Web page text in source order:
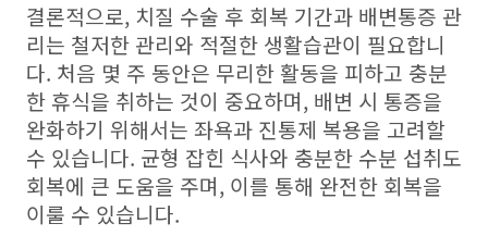
결론적으로, 치질 수술 후 회복 기간과 배변통증 관
리는 철저한 관리와 적절한 생활습관이 필요합니
다. 처음 몇 주 동안은 무리한 활동을 피하고 충분
한 휴식을 취하는 것이 중요하며, 배변 시 통증을
완화하기 위해서는 좌욕과 진통제 복용을 고려할
수 있습니다. 균형 잡힌 식사와 충분한 수분 섭취도
회복에 큰 도움을 주며, 이를 통해 완전한 회복을
이룰 수 있습니다.